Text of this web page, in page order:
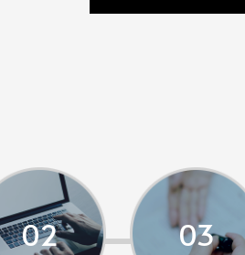
02 03